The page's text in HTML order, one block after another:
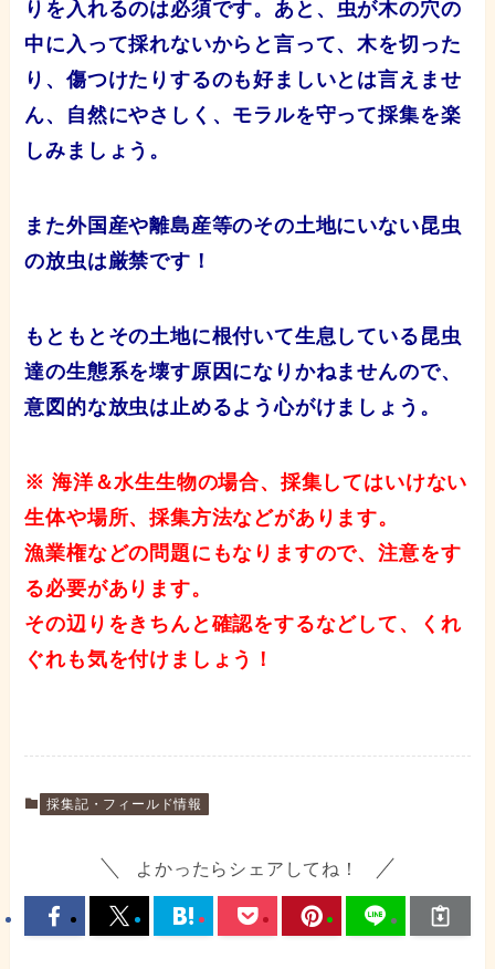
りを入れるのは必須です。あと、 虫が木の穴の
中に入って採れないからと言って、木を切った
り、傷つけたりするのも好ましいとは言えませ
ん、自然にやさしく、モラルを守って採集を楽
しみましょう。
また外国産や離島産等のその土地にいない昆虫
の放虫は厳禁です！
もともとその土地に根付いて生息している昆虫
達の生態系を壊す原因になりかねませんので、
意図的な放虫は止めるよう心がけましょう。
※ 海洋＆水生生物の場合、採集してはいけない
生体や場所、採集方法などがあります。
漁業権などの問題にもなりますので、注意をす
る必要があります。
その辺りをきちんと確認をするなどして、くれ
ぐれも気を付けましょう！
採集記・フィールド情報
よかったらシェアしてね！